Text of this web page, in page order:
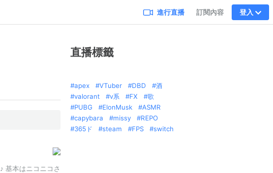
進行直播 訂閱內容 登入
本はニコニコさ
直播標籤
apex VTuber DBD
酒
valorant
v系 FX
歌
PUBG
ElonMusk
ASMR
capybara
missy
REPO
365ド
steam FPS switch